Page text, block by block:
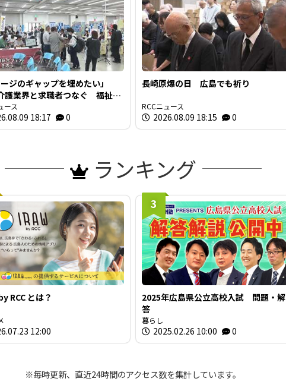
ジのギャップを埋めたい」
護業界と求職者つなぐ 福祉の
フェア 広島
ース
18:17 0
長崎原爆の日 広島でも祈り
RCCニュース
2026.08.09 18:15 0
ランキング
RCC とは？
12:00
3
2025年広島県公立高校入試 問題・解
答
暮らし
2025.02.26 10:00 0
※毎時更新、直近24時間のアクセス数を集計しています。